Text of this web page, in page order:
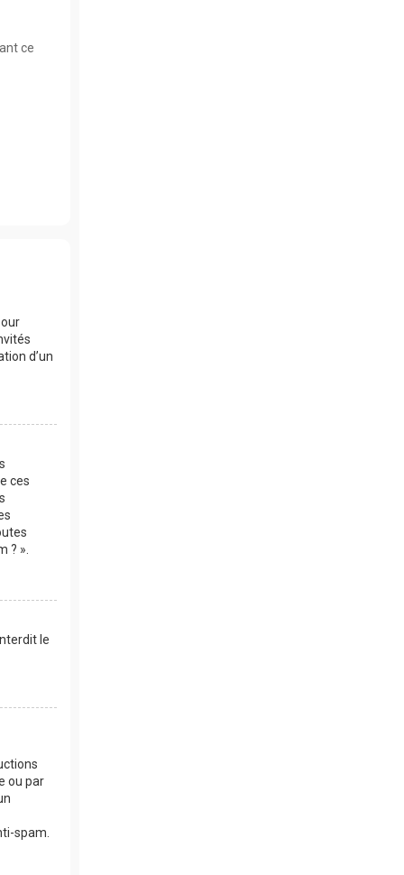
ce
d’un
ces
? ».
le
ou par
spam.